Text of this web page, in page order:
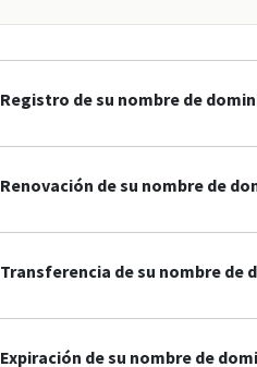
Registro de su nombre de
Renovación de su nombre de
Transferencia de su nombre de
Expiración de su nombre de